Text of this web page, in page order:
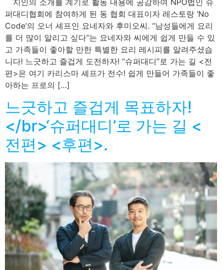
지인의 소개를 계기로 활동 내용에 공감하여 NPO법인 슈
퍼대디협회에 참여하게 된 동 협회 대표이자 레스토랑 ‘No
Code’의 오너 셰프인 요네자와 후미오씨. “남성들에게 요리
를 더 많이 알리고 싶다”는 요네자와 씨에게 쉽게 만들 수 있
고 가족들이 좋아할 만한 특별한 요리 레시피를 알려주셨습
니다! 느긋하고 즐겁게 도전하자! “슈퍼대디”로 가는 길 <전
편>은 여기 카리스마 셰프가 전수! 쉽게 만들어 가족들이 좋
아하는 프로의 […]
느긋하고 즐겁게 목표하자!
</br>‘슈퍼대디’로 가는 길 <
전편> <후편>.